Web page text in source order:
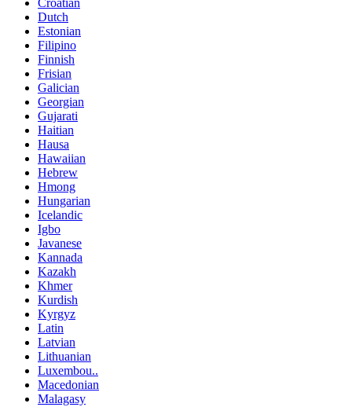
Dutch
Estonian
Filipino
Finnish
Frisian
Galician
Georgian
Gujarati
Haitian
Hausa
Hawaiian
Hebrew
Hmong
Hungarian
Icelandic
Igbo
Javanese
Kannada
Kazakh
Khmer
Kurdish
Kyrgyz
Latin
Latvian
Lithuanian
Luxembou..
Macedonian
Malagasy